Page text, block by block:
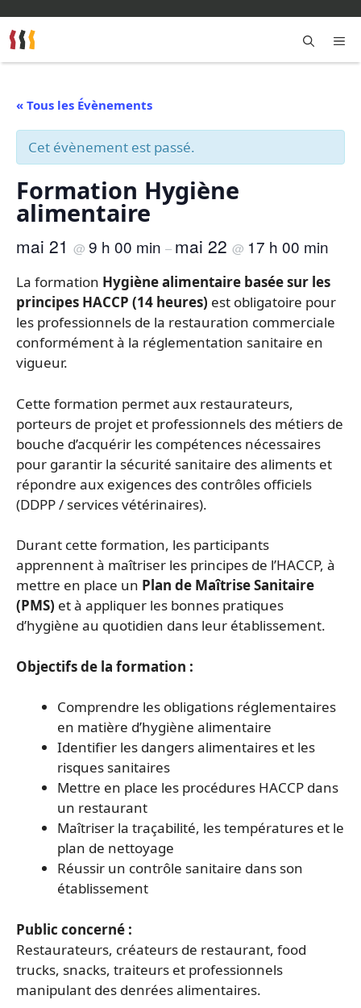
au
contenu
« Tous les Évènements
Cet évènement est passé.
Formation Hygiène
alimentaire
mai 21 @ 9 h 00 min – mai 22 @ 17 h 00 min
La formation Hygiène alimentaire basée sur les
principes HACCP (14 heures) est obligatoire pour
les professionnels de la restauration commerciale
conformément à la réglementation sanitaire en
vigueur.
Cette formation permet aux restaurateurs,
porteurs de projet et professionnels des métiers de
bouche d’acquérir les compétences nécessaires
pour garantir la sécurité sanitaire des aliments et
répondre aux exigences des contrôles officiels
(DDPP / services vétérinaires).
Durant cette formation, les participants
apprennent à maîtriser les principes de l’HACCP, à
mettre en place un Plan de Maîtrise Sanitaire
(PMS) et à appliquer les bonnes pratiques
d’hygiène au quotidien dans leur établissement.
Objectifs de la formation :
Comprendre les obligations réglementaires
en matière d’hygiène alimentaire
Identifier les dangers alimentaires et les
risques sanitaires
Mettre en place les procédures HACCP dans
un restaurant
Maîtriser la traçabilité, les températures et le
plan de nettoyage
Réussir un contrôle sanitaire dans son
établissement
Public concerné :
Restaurateurs, créateurs de restaurant, food
trucks, snacks, traiteurs et professionnels
manipulant des denrées alimentaires.